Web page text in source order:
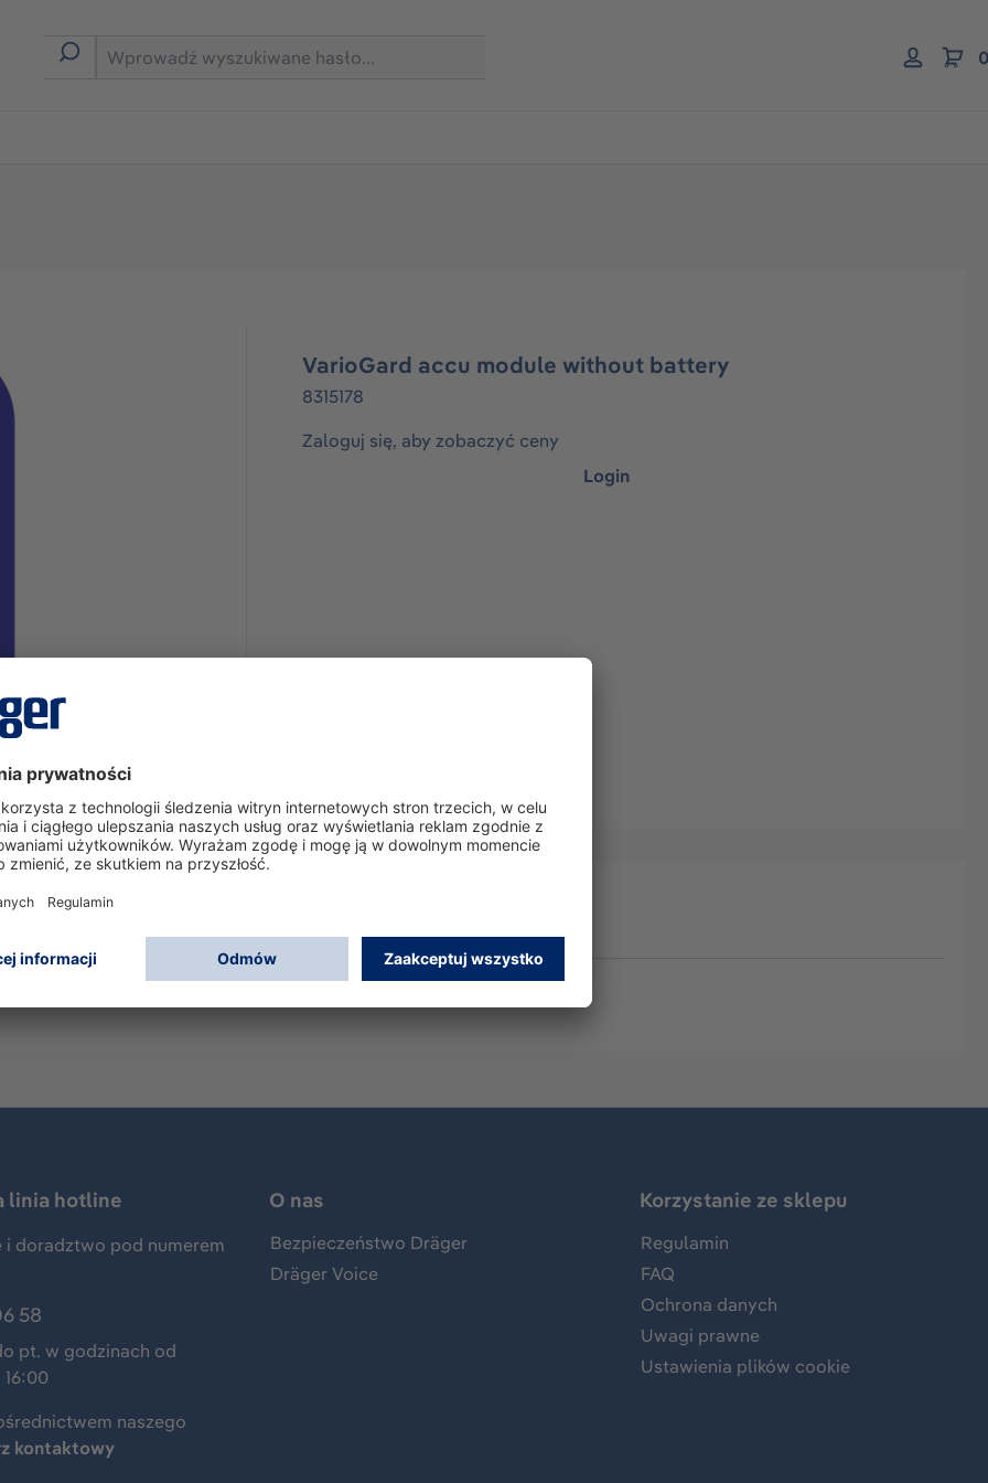
VarioGard accu module without battery
8315178
Zaloguj się, aby zobaczyć ceny
Login
linia hotline
i doradztwo pod numerem
58
pt. w godzinach od
naszego
kontaktowy
O nas
Bezpieczeństwo Dräger
Dräger Voice
Korzystanie ze sklepu
Regulamin
FAQ
Ochrona danych
Uwagi prawne
Ustawienia plików cookie